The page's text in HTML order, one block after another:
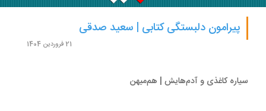
پیرامون دلبستگی‌ کتابی | سعید صدقی
کاغذی و آدم‏‌هایش | هم‌میهن